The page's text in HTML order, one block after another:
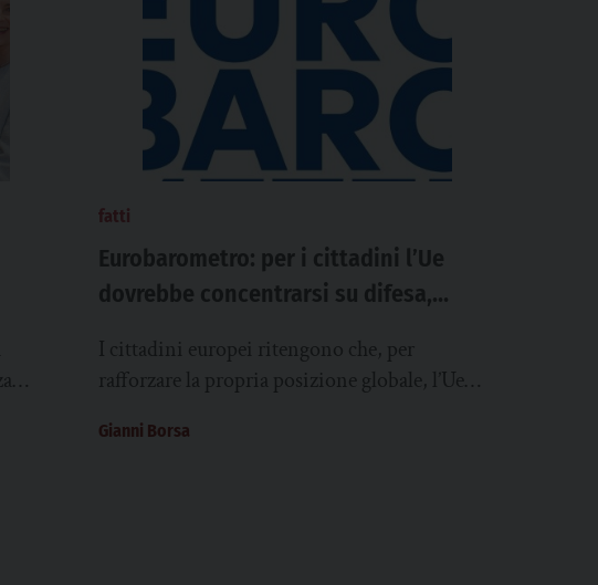
fatti
Eurobarometro: per i cittadini l’Ue
dovrebbe concentrarsi su difesa,
italiani Europa uguale a pace
I cittadini europei ritengono che, per
rafforzare la propria posizione globale, l’Ue
(39%) e sull’indipendenza energetica...
Gianni Borsa